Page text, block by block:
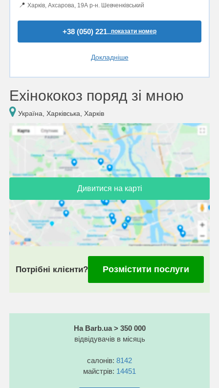
📍 Харків, Ахсарова, 19А р-н. Шевченківський
+38 (050) 221..показати номер
Докладніше
Ехінококоз поряд зі мною
Україна, Харківська, Харків
Дивитися на карті
Потрібні клієнти? Розмістити послуги
На Barb.ua > 350 000
відвідувачів в місяць
салонів: 8142
майстрів: 14451